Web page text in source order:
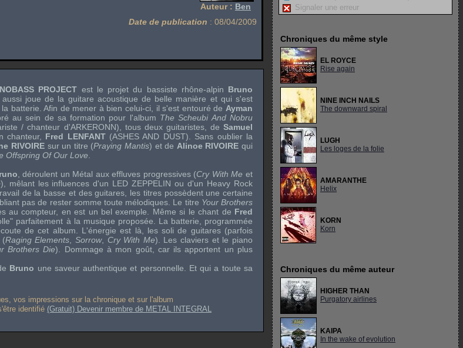
Auteur : Ben
Date de publication : 08/04/2009
PROJECT est le projet du bassiste rhône-alpin Bruno
aussi joue de la guitare acoustique de belle manière et qui s'est
batterie. Afin de mener à bien celui-ci, il s'est entouré de Ayman
au sein de sa formation pour l'album The Scheubi And Nobru
/ chanteur d'ARKERONN), tous deux guitaristes, deSamuel
chanteur, Fred LENFANT(ASHES AND DUST). Sans oublier la
RIVOIRE sur un titre (Praying Mantis) et de Alinoe RIVOIRE qui
Offspring Of Our Love
, déroulent un Métal aux effluves progressives (Cry With Me et
), mêlant les influences d'un LED ZEPPELIN ou d'un Heavy Rock
de la basse et des guitares, les titres possèdent une certaine
pas de rester somme toute mélodiques. Le titre Your Brothers
au compteur, en est un bel exemple. Même si le chant de Fred
parfaitement à la musique proposée. La batterie, programmée
de cet album. L'énergie est là, les soli de guitares (parfois
(Raging Elements Sorrow, Cry With Me). Les claviers et le piano
Brothers Die). Dommage à mon goût, car ils apportent un plus
Bruno une saveur authentique et personnelle. Et qui a toute sa
vos impressions sur la chronique et sur l'album
identifié (Gratuit) Devenir membre de METAL INTEGRAL
Signaler une erreur
Chroniques du même style
EL ROYCE
Rise again
NINE INCH NAILS
The downward spiral
LUGH
Les loges de la folie
AMARANTHE
Helix
KORN
Korn
Chroniques du même auteur
HIGHER THAN
Purgatory airlines
KAIPA
In the wake of evolution